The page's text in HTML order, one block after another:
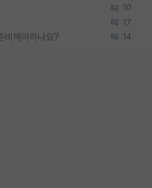
10
17
비해야하나요? 14